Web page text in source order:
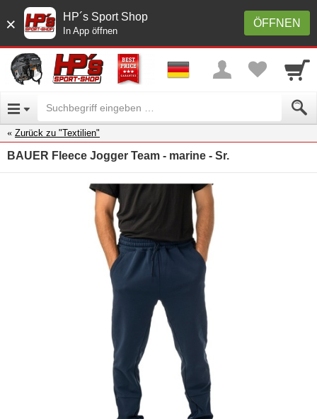
× ÖFFNEN
HP´s Sport Shop
In App öffnen
Zurück zu "Textilien"
BAUER Fleece Jogger Team - marine - Sr.